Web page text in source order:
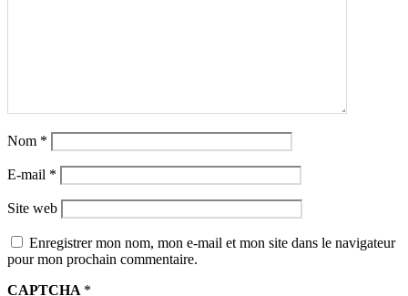
Nom *
E-mail *
Site web
Enregistrer mon nom, mon e-mail et mon site dans le navigateur
pour mon prochain commentaire.
CAPTCHA *